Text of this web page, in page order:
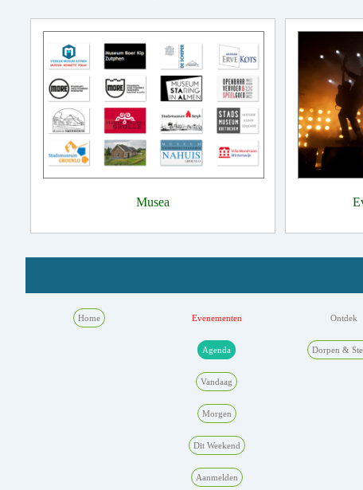
Musea
Home Evenementen
Agenda
Vandaag
Morgen
Dit Weekend
Aanmelden
Ontdek
Dorpen &